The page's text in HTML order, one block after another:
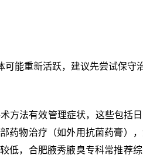
能重新活跃，建议先尝试保守
方法有效管理症状，这些包括
药物治疗（如外用抗菌药膏）
低，合肥腋秀腋臭专科常推荐